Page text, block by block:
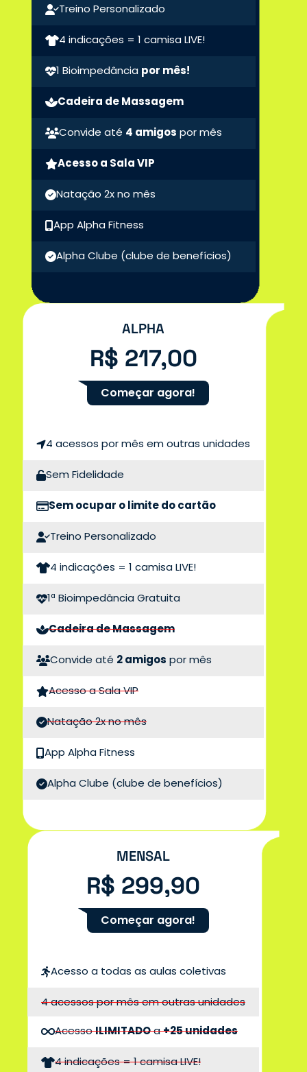
Treino Personalizado
4 indicações = 1 camisa LIVE!
1 Bioimpedância por mês!
Cadeira de Massagem
Convide até 4 amigos por mês
Acesso a Sala VIP
Natação 2x no mês
App Alpha Fitness
Alpha Clube (clube de benefícios)
ALPHA
R$ 217,00
Começar agora!
4 acessos por mês em outras unidades
Sem Fidelidade
Sem ocupar o limite do cartão
Treino Personalizado
4 indicações = 1 camisa LIVE!
1ª Bioimpedância Gratuita
Cadeira de Massagem
Convide até 2 amigos por mês
Acesso a Sala VIP
Natação 2x no mês
App Alpha Fitness
Alpha Clube (clube de benefícios)
MENSAL
R$ 299,90
Começar agora!
Acesso a todas as aulas coletivas
4 acessos por mês em outras unidades
AcessoILIMITADOa+25 unidades
4 indicações = 1 camisa LIVE!